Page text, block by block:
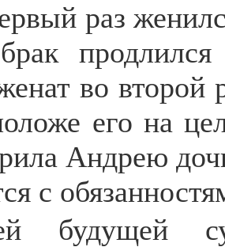
раз
во
его на
Андрею
с
будущей